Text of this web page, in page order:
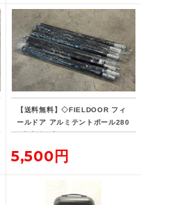
【送料無料】◇FIELDOOR フィ
ールドア アルミテントポール280
4本連結 2本セット
5,500円